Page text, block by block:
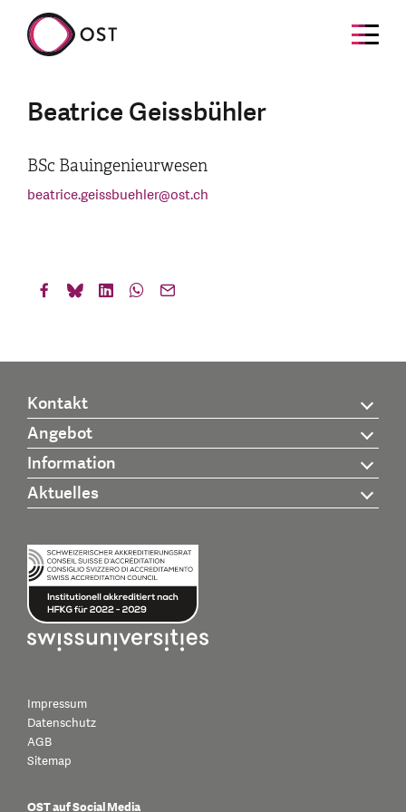
Beatrice Geissbühler
BSc Bauingenieurwesen
beatrice.geissbuehler@ost.ch
Kontakt
Angebot
Information
Aktuelles
Impressum
Datenschutz
AGB
Sitemap
OST auf Social Media